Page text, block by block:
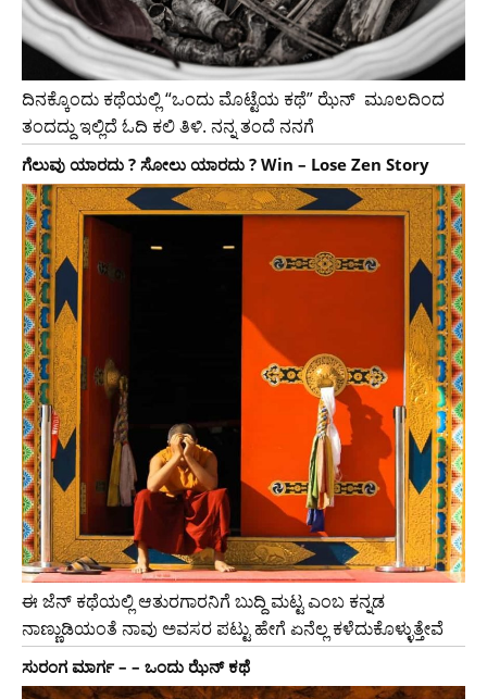
ದಿನಕ್ಕೊಂದು ಕಥೆಯಲ್ಲಿ “ಒಂದು ಮೊಟ್ಟೆಯ ಕಥೆ” ಝೆನ್ ಮೂಲದಿಂದ
ತಂದದ್ದು ಇಲ್ಲಿದೆ ಓದಿ ಕಲಿ ತಿಳಿ. ನನ್ನ ತಂದೆ ನನಗೆ
ಗೆಲುವು ಯಾರದು ? ಸೋಲು ಯಾರದು ? Win – Lose Zen Story
ಈ ಜೆನ್ ಕಥೆಯಲ್ಲಿ ಆತುರಗಾರನಿಗೆ ಬುದ್ದಿ ಮಟ್ಟ ಎಂಬ ಕನ್ನಡ
ನಾಣ್ಣುಡಿಯಂತೆ ನಾವು ಅವಸರ ಪಟ್ಟು ಹೇಗೆ ಏನೆಲ್ಲ ಕಳೆದುಕೊಳ್ಳುತ್ತೇವೆ
ಸುರಂಗ ಮಾರ್ಗ – – ಒಂದು ಝೆನ್ ಕಥೆ